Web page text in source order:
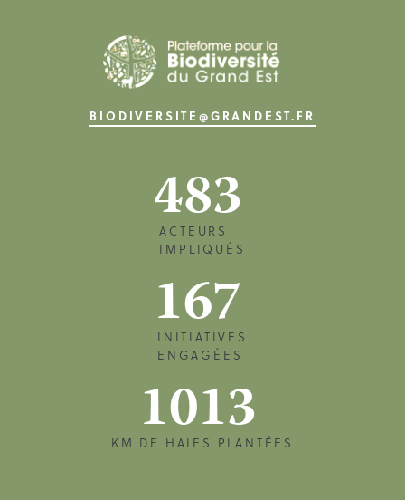
BIODIVERSITE@GRANDEST.FR
483
ACTEURS
IMPLIQUÉS
167
INITIATIVES
ENGAGÉES
1013
KM DE HAIES PLANTÉES